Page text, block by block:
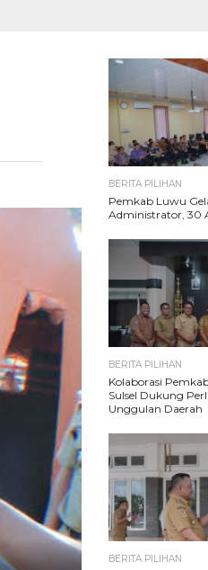
BERITA PILIHAN
Pemkab Luwu
Administrator, 30
BERITA PILIHAN
Kolaborasi
Sulsel Dukung
Unggulan Daerah
BERITA PILIHAN